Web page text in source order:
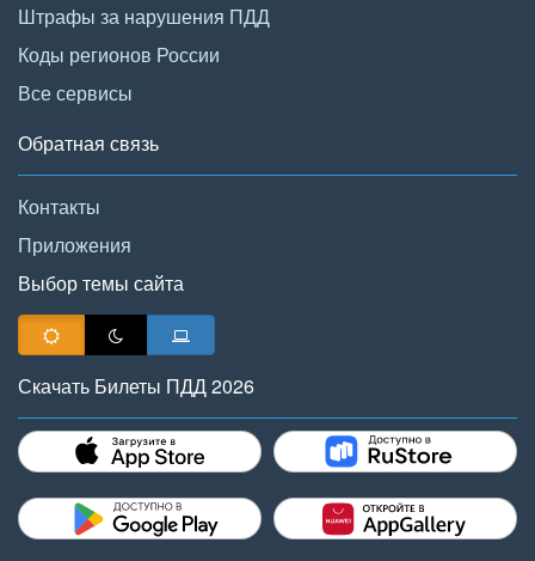
Штрафы за нарушения ПДД
Коды регионов России
Все сервисы
Обратная связь
Контакты
Приложения
Выбор темы сайта
Скачать Билеты ПДД 2026